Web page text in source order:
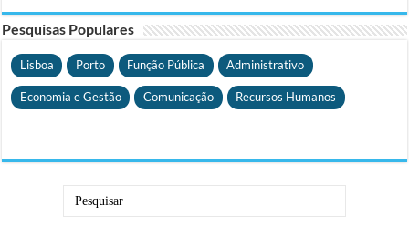
Pesquisas Populares
Lisboa Porto Função Pública Administrativo
Economia e Gestão Comunicação Recursos Humanos